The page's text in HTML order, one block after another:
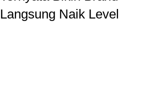
Langsung Naik Level